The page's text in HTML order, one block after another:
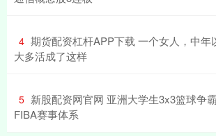
4 期货配资杠杆APP下载 一个女人，中年
大多活成了这样
5 新股配资网官网 亚洲大学生3x3篮球争
FIBA赛事体系